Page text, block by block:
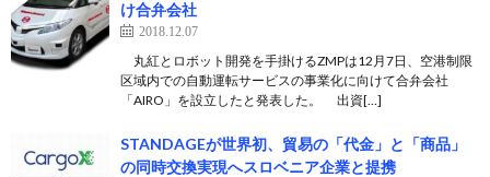
け合弁会社
2018.12.07
丸紅とロボット開発を手掛けるZMPは12月7日、空港制限
区域内での自動運転サービスの事業化に向けて合弁会社
「AIRO」を設立したと発表した。 出資[…]
STANDAGEが世界初、貿易の「代金」と「商品」
の同時交換実現へスロベニア企業と提携